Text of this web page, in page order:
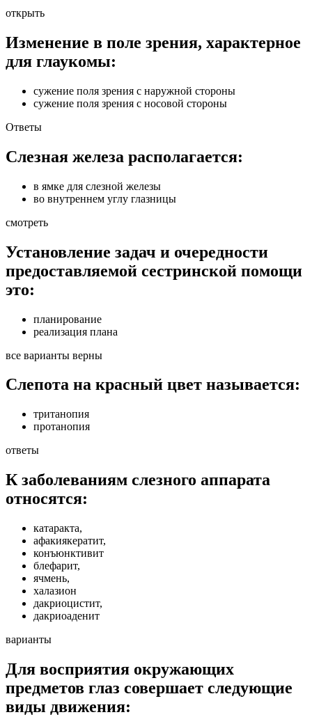
открыть
Изменение в поле зрения, характерное
для глаукомы:
сужение поля зрения с наружной стороны
сужение поля зрения с носовой стороны
Ответы
Слезная железа располагается:
в ямке для слезной железы
во внутреннем углу глазницы
смотреть
Установление задач и очередности
предоставляемой сестринской помощи
это:
планирование
реализация плана
все варианты верны
Слепота на красный цвет называется:
тританопия
протанопия
ответы
К заболеваниям слезного аппарата
относятся:
катаракта,
афакиякератит,
конъюнктивит
блефарит,
ячмень,
халазион
дакриоцистит,
дакриоаденит
варианты
Для восприятия окружающих
предметов глаз совершает следующие
виды движения: